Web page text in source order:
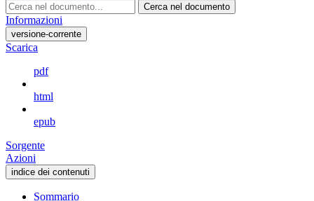
Cerca nel documento
Informazioni
versione-corrente
Scarica
pdf
html
epub
Sorgente
Azioni
indice dei contenuti
Sommario